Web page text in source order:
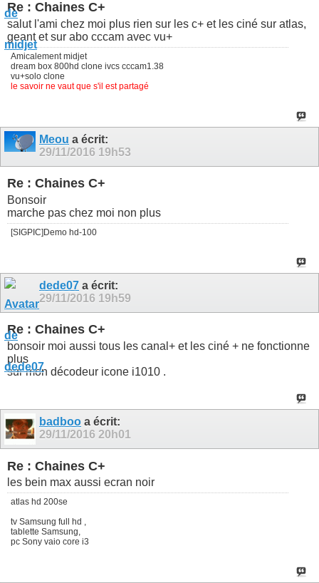
Re : Chaines C+
salut l'ami chez moi plus rien sur les c+ et les ciné sur atlas,
geant et sur abo cccam avec vu+
Amicalement midjet
dream box 800hd clone ivcs cccam1.38
vu+solo clone
le savoir ne vaut que s'il est partagé
Meou a écrit:
29/11/2016 19h53
Re : Chaines C+
Bonsoir
marche pas chez moi non plus
[SIGPIC]Demo hd-100
dede07 a écrit:
29/11/2016 19h59
Re : Chaines C+
bonsoir moi aussi tous les canal+ et les ciné + ne fonctionne
plus
sur mon décodeur icone i1010 .
badboo a écrit:
29/11/2016 20h01
Re : Chaines C+
les bein max aussi ecran noir
atlas hd 200se
tv Samsung full hd ,
tablette Samsung,
pc Sony vaio core i3